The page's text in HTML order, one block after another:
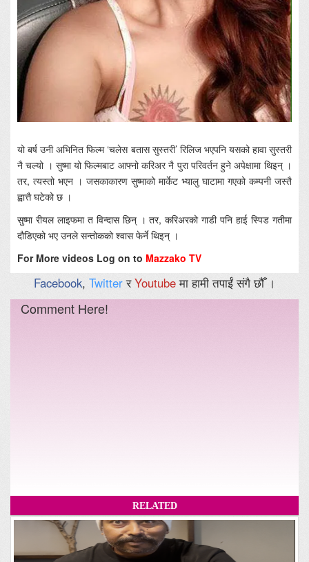
यो बर्ष उनी अभिनित फिल्म ‘चलेस बतास सुस्तरी’ रिलिज भएपनि यसको हावा सुस्तरी
नै चल्यो । सुष्मा यो फिल्मबाट आफ्नो करिअर नै पुरा परिवर्तन हुने अपेक्षामा थिइन् ।
तर, त्यस्तो भएन । जसकाकारण सुष्माको मार्केट भ्यालु घाटामा गएको कम्पनी जस्तै
ह्वात्तै घटेको छ ।
सुष्मा रीयल लाइफमा त विन्दास छिन् । तर, करिअरको गाडी पनि हाई स्पिड गतीमा
दौडिएको भए उनले सन्तोकको श्वास फेर्ने थिइन् ।
For More videos Log on to Mazzako TV
Facebook, TwitterरYoutubeमा हामी तपाईं संगै छौँ ।
Comment Here!
RELATED